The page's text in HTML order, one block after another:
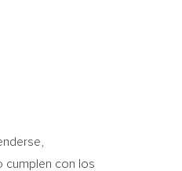
cumplen con los